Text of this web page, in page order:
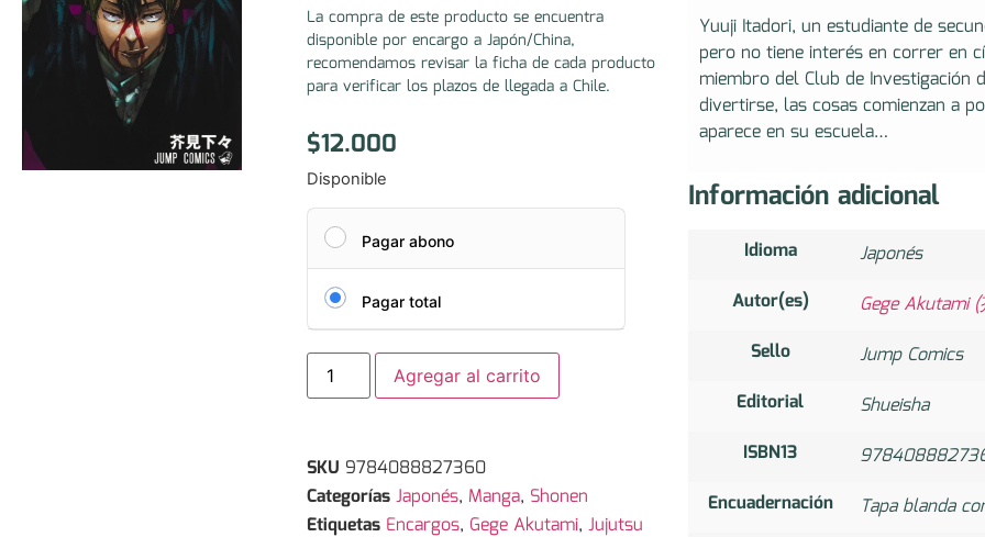
La compra de este producto se encuentra
disponible por encargo a Japón/China,
recomendamos revisar la ficha de cada producto
para verificar los plazos de llegada a Chile.
$12.000
Disponible
Pagar abono
Pagar total
Agregar al carrito
SKU 9784088827360
Categorías Japonés, Manga, Shonen
Etiquetas Encargos,Gege Akutami,Jujutsu
Yuuji Itadori, un estudiante de
pero no tiene interés en correr en
miembro del Club de Investigación
divertirse, las cosas comienzan a
aparece en su escuela…
Información adicional
Idioma
Japonés
Autor(es)
Gege Akutami
Sello
Jump Comics
Editorial
Shueisha
ISBN13
Encuadernación
Tapa blanda